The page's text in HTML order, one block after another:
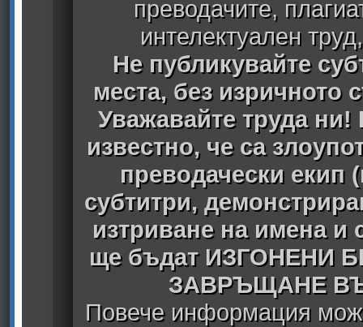
преводачите,
интелектуален
Не публикувайте
места, без изричното
Уважавайте труда ни!
известно, че са
преводачески екип
субтитри,
изтриване на имена
ще бъдат ИЗГОНЕНИ
ЗАВРЪЩАНЕ
Повече информация